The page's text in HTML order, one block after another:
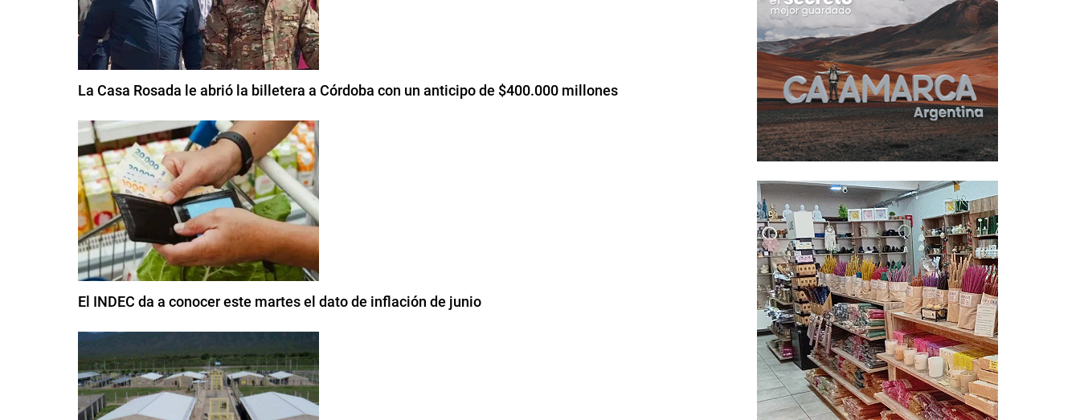
La Casa Rosada le abrió la billetera a Córdoba con un anticipo de $400.000 millones
El INDEC da a conocer este martes el dato de inflación de junio